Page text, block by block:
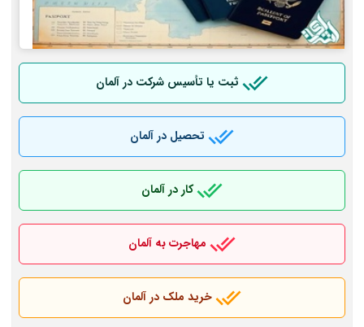
ثبت یا تأسیس شرکت در آلمان
تحصیل در آلمان
کار در آلمان
مهاجرت به آلمان
خرید ملک در آلمان